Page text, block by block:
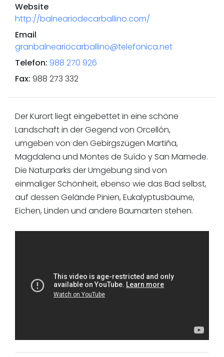
Website
http://balneariodecarballino.com/
Email
granbalneariocarballino@telefonica.net
Telefon: 988 270 926
Fax: 988 273 332
Der Kurort liegt eingebettet in eine schöne
Landschaft in der Gegend von Orcellón,
umgeben von den Gebirgszügen Martiña,
Magdalena und Montes de Suído y San Mamede.
Die Naturparks der Umgebung sind von
einmaliger Schönheit, ebenso wie das Bad selbst,
auf dessen Gelände Pinien, Eukalyptusbäume,
Eichen, Linden und andere Baumarten stehen.